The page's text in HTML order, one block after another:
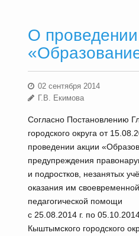
О
02 сентября 2014
Г.В. Екимова
Согласно Постановлению
городского округа от
проведении акции
предупреждения
и подростков, незанятых
оказания им
педагогической помощи
с 25.08.2014 г. по
Кыштымского городского